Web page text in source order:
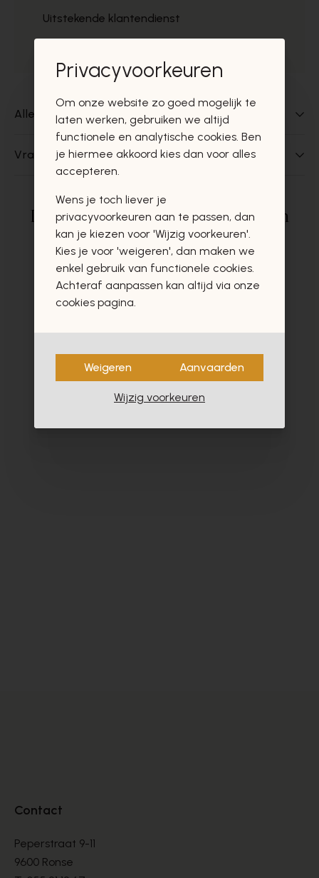
Uitstekende klantendienst
Alles over dit product
Vragen over dit product?
Deze producten zullen u zeker en
vast ook interesseren
- 30%
Contact
Peperstraat 9-11
9600 Ronse
Privacyvoorkeuren
Om onze website zo goed mogelijk te
laten werken, gebruiken we altijd
functionele en analytische cookies. Ben
je hiermee akkoord kies dan voor alles
accepteren.
Wens je toch liever je
privacyvoorkeuren aan te passen, dan
kan je kiezen voor 'Wijzig voorkeuren'.
Kies je voor 'weigeren', dan maken we
enkel gebruik van functionele cookies.
Achteraf aanpassen kan altijd via onze
cookies pagina.
Weigeren Aanvaarden
Wijzig voorkeuren